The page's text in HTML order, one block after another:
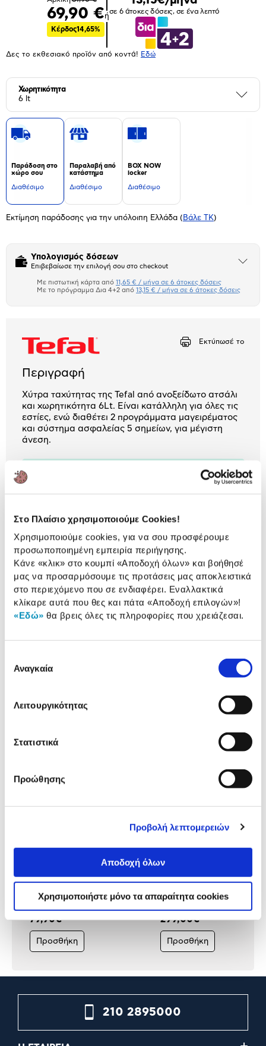
Στο Πλαίσιο χρησιμοποιούμε Cookies!
Χρησιμοποιούμε cookies, για να σου προσφέρουμε
προσωποποιημένη εμπειρία περιήγησης.
Κάνε «κλικ» στο κουμπί «Αποδοχή όλων» και βοήθησέ
μας να προσαρμόσουμε τις προτάσεις μας αποκλειστικά
στο περιεχόμενο που σε ενδιαφέρει. Εναλλακτικά
κλίκαρε αυτά που θες και πάτα «Αποδοχή επιλογών»!
«Εδώ» θα βρεις όλες τις πληροφορίες που χρειάζεσαι.
συγκατάθεσης
Αναγκαία
Λειτουργικότητας
Στατιστικά
Προώθησης
Προβολή λεπτομερειών
Αποδοχή όλων
Χρησιμοποιήστε μόνο τα απαραίτητα cookies
69,90 €
Κέρδος14,65%
ή
σε 6 άτοκες δόσεις, σε ένα λεπτό
Δες το εκθεσιακό προϊόν από κοντά! Eδώ
Χωρητικότητα
6 lt
Παράδοση στο
χώρο σου
Διαθέσιμο
Παραλαβή από
κατάστημα
Διαθέσιμο
BOX NOW
locker
Διαθέσιμο
Εκτίμηση παράδοσης για την υπόλοιπη Ελλάδα ( Βάλε ΤΚ)
Υπολογισμός δόσεων
Επιβεβαίωσε την επιλογή σου στο checkout
Άνοιξε
Πιστωτική κάρτα
Αριθμός δόσεων
Με πιστωτική κάρτα από 11,65 € / μήνα σε 6 άτοκες δόσεις
Με το πρόγραμμα Δια 4+2 από 13,15 € / μήνα σε 6 άτοκες δόσεις
Εκτύπωσέ το
Περιγραφή
Χύτρα ταχύτητας της Tefal από ανοξείδωτο ατσάλι
και χωρητικότητα 6Lt. Είναι κατάλληλη για όλες τις
εστίες, ενώ διαθέτει 2 προγράμματα μαγειρέματος
και σύστημα ασφαλείας 5 σημείων, για μέγιστη
άνεση.
Πληροφορίες
Κατάλληλο για εστίες: Όλες
Αναλυτική
παρουσίαση
Αναλυτική παρουσίαση
προϊόντος
Αξιολογήσεις
Αξιολογήσεις
Ταχύτητας P2584402
99,90€
79,90€
Προσθήκη
Vitavit Premium
299,00€
Προσθήκη
210 2895000